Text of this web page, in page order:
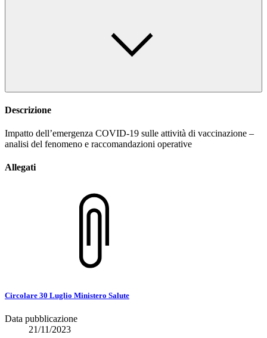
Descrizione
Impatto dell’emergenza COVID-19 sulle attività di vaccinazione –
analisi del fenomeno e raccomandazioni operative
Allegati
Circolare 30 Luglio Ministero Salute
Data pubblicazione
21/11/2023